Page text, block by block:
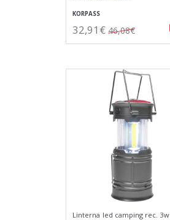
KORPASS
32,91€ 46,08€
Linterna led camping rec. 3w